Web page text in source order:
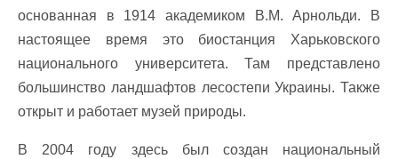
основанная в 1914 академиком В.М. Арнольди. В
настоящее время это биостанция Харьковского
национального университета. Там представлено
большинство ландшафтов лесостепи Украины. Также
открыт и работает музей природы.
В 2004 году здесь был создан национальный